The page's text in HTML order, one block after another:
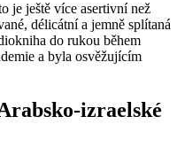
je ještě více asertivní než
délicátní a jemně splítaná
do rukou během
a byla osvěžujícím
izraelské